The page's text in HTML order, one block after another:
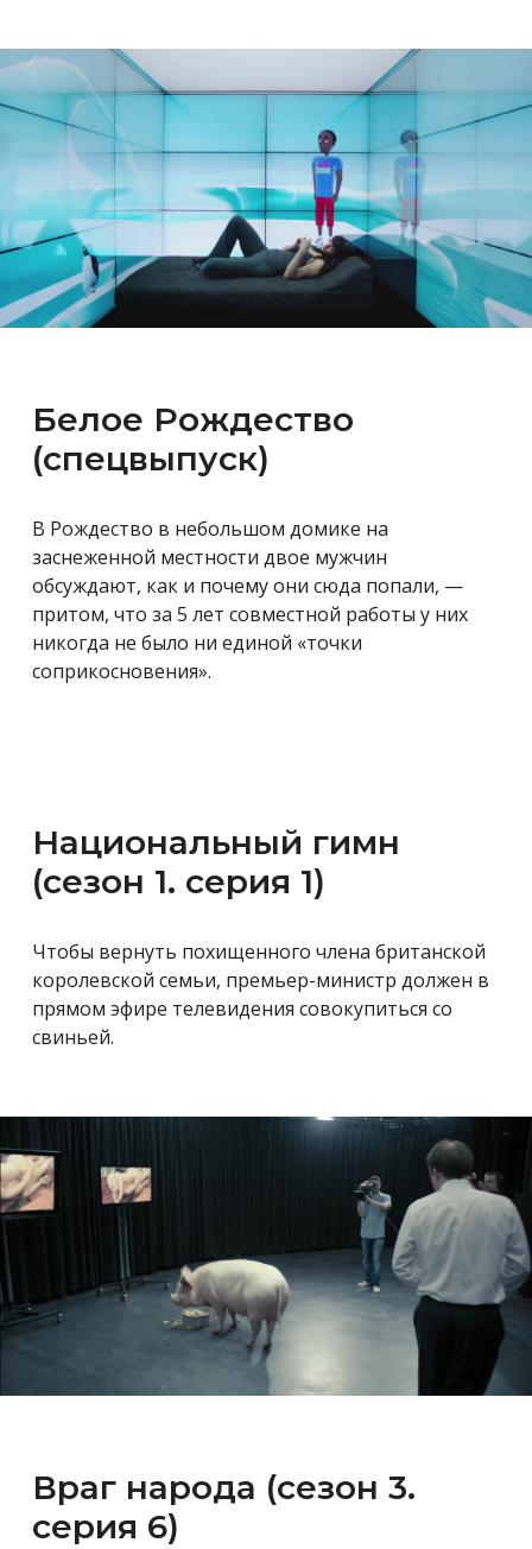
Белое Рождество
(спецвыпуск)
В Рождество в небольшом домике на
заснеженной местности двое мужчин
обсуждают, как и почему они сюда попали, —
притом, что за 5 лет совместной работы у них
никогда не было ни единой «точки
соприкосновения».
Национальный гимн
(сезон 1. серия 1)
Чтобы вернуть похищенного члена британской
королевской семьи, премьер-министр должен в
прямом эфире телевидения совокупиться со
свиньей.
Враг народа (сезон 3.
серия 6)